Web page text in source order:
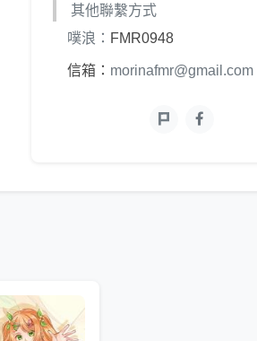
其他聯繫方式
噗浪： FMR0948
信箱： morinafmr@gmail.com